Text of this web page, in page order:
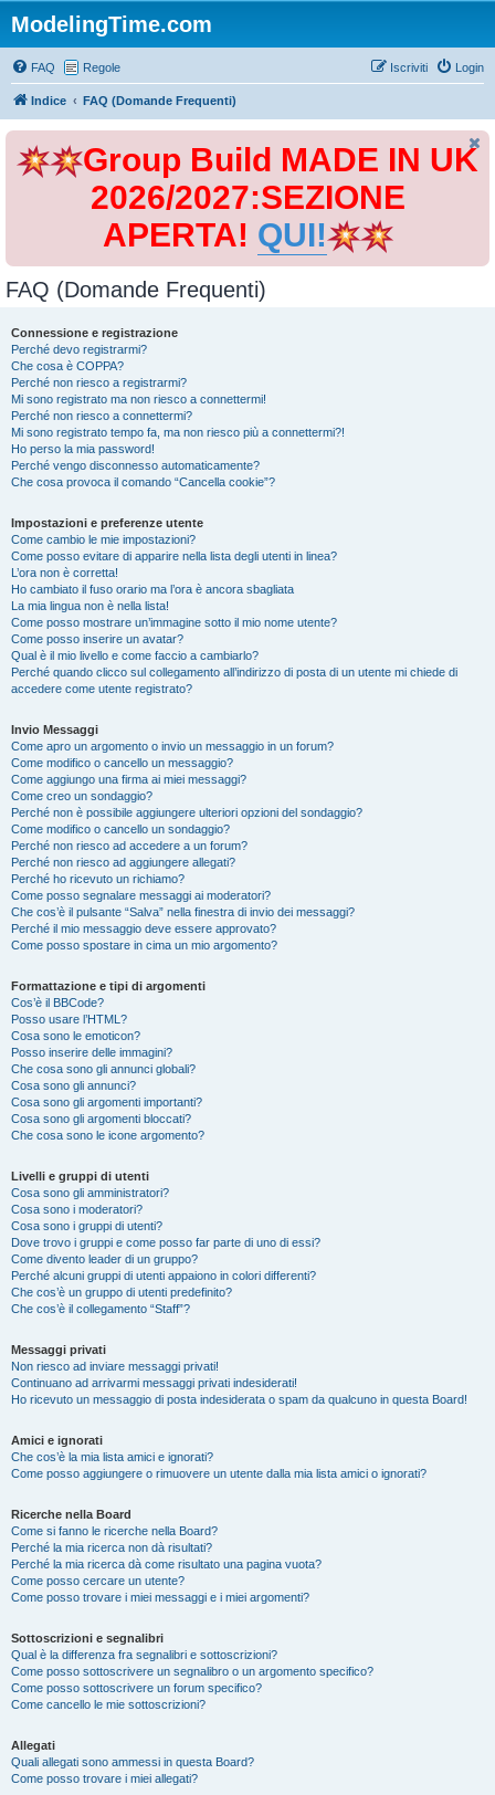
ModelingTime.com
FAQ Regole Login
Iscriviti
Indice FAQ (Domande Frequenti)
Group Build MADE IN UK
2026/2027:SEZIONE
APERTA! QUI!
FAQ (Domande Frequenti)
Connessione e registrazione
Perché devo registrarmi?
Che cosa è COPPA?
Perché non riesco a registrarmi?
Mi sono registrato ma non riesco a connettermi!
Perché non riesco a connettermi?
Mi sono registrato tempo fa, ma non riesco più a connettermi?!
Ho perso la mia password!
Perché vengo disconnesso automaticamente?
Che cosa provoca il comando “Cancella cookie”?
Impostazioni e preferenze utente
Come cambio le mie impostazioni?
Come posso evitare di apparire nella lista degli utenti in linea?
L’ora non è corretta!
Ho cambiato il fuso orario ma l’ora è ancora sbagliata
La mia lingua non è nella lista!
Come posso mostrare un’immagine sotto il mio nome utente?
Come posso inserire un avatar?
Qual è il mio livello e come faccio a cambiarlo?
Perché quando clicco sul collegamento all’indirizzo di posta di un utente mi chiede di
accedere come utente registrato?
Invio Messaggi
Come apro un argomento o invio un messaggio in un forum?
Come modifico o cancello un messaggio?
Come aggiungo una firma ai miei messaggi?
Come creo un sondaggio?
Perché non è possibile aggiungere ulteriori opzioni del sondaggio?
Come modifico o cancello un sondaggio?
Perché non riesco ad accedere a un forum?
Perché non riesco ad aggiungere allegati?
Perché ho ricevuto un richiamo?
Come posso segnalare messaggi ai moderatori?
Che cos’è il pulsante “Salva” nella finestra di invio dei messaggi?
Perché il mio messaggio deve essere approvato?
Come posso spostare in cima un mio argomento?
Formattazione e tipi di argomenti
Cos’è il BBCode?
Posso usare l’HTML?
Cosa sono le emoticon?
Posso inserire delle immagini?
Che cosa sono gli annunci globali?
Cosa sono gli annunci?
Cosa sono gli argomenti importanti?
Cosa sono gli argomenti bloccati?
Che cosa sono le icone argomento?
Livelli e gruppi di utenti
Cosa sono gli amministratori?
Cosa sono i moderatori?
Cosa sono i gruppi di utenti?
Dove trovo i gruppi e come posso far parte di uno di essi?
Come divento leader di un gruppo?
Perché alcuni gruppi di utenti appaiono in colori differenti?
Che cos’è un gruppo di utenti predefinito?
Che cos’è il collegamento “Staff”?
Messaggi privati
Non riesco ad inviare messaggi privati!
Continuano ad arrivarmi messaggi privati indesiderati!
Ho ricevuto un messaggio di posta indesiderata o spam da qualcuno in questa Board!
Amici e ignorati
Che cos’è la mia lista amici e ignorati?
Come posso aggiungere o rimuovere un utente dalla mia lista amici o ignorati?
Ricerche nella Board
Come si fanno le ricerche nella Board?
Perché la mia ricerca non dà risultati?
Perché la mia ricerca dà come risultato una pagina vuota?
Come posso cercare un utente?
Come posso trovare i miei messaggi e i miei argomenti?
Sottoscrizioni e segnalibri
Qual è la differenza fra segnalibri e sottoscrizioni?
Come posso sottoscrivere un segnalibro o un argomento specifico?
Come posso sottoscrivere un forum specifico?
Come cancello le mie sottoscrizioni?
Allegati
Quali allegati sono ammessi in questa Board?
Come posso trovare i miei allegati?